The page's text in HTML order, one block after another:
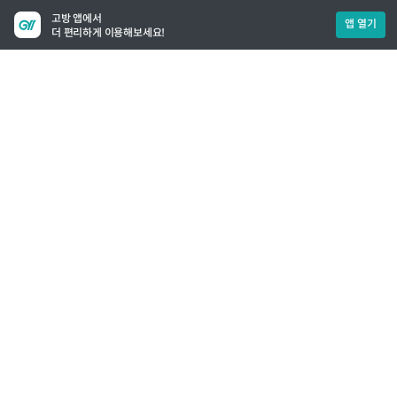
고방 앱에서
더 편리하게 이용해보세요!
앱 열기